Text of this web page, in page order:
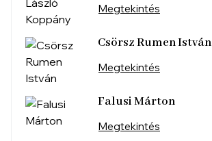
Megtekintés
Csörsz Rumen István
Megtekintés
Falusi Márton
Megtekintés